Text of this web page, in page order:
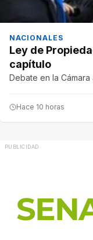
NACIONALES
Ley de
capítulo
Debate en la
Hace 10 horas